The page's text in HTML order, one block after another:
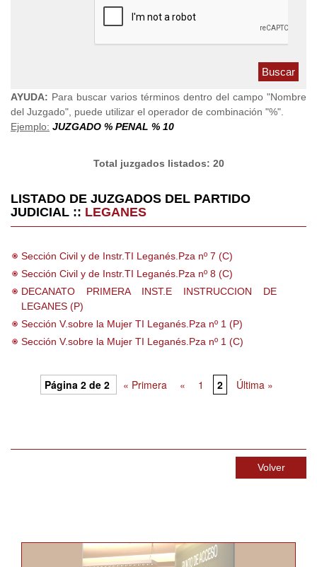
AYUDA: Para buscar varios términos dentro del campo "Nombre
del Juzgado", puede utilizar el operador de combinación "%".
Ejemplo: JUZGADO % PENAL % 10
Total juzgados listados: 20
LISTADO DE JUZGADOS DEL PARTIDO
JUDICIAL :: LEGANES
Sección Civil y de Instr.TI Leganés.Pza nº 7 (C)
Sección Civil y de Instr.TI Leganés.Pza nº 8 (C)
DECANATO PRIMERA INST.E INSTRUCCION DE
LEGANES (P)
Sección V.sobre la Mujer TI Leganés.Pza nº 1 (P)
Sección V.sobre la Mujer TI Leganés.Pza nº 1 (C)
Página 2 de 2 « Primera « 1 2 Última »
Volver